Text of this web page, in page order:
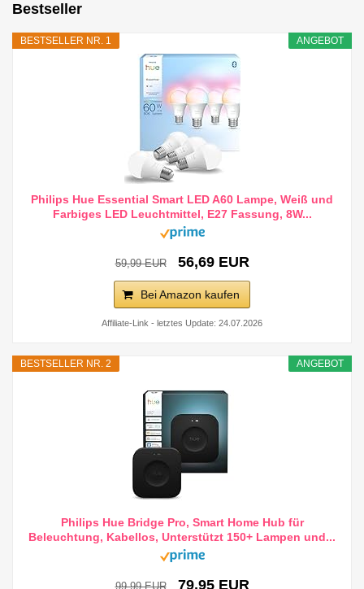
Bestseller
ANGEBOT
BESTSELLER NR. 1
Philips Hue Essential Smart LED A60 Lampe, Weiß und
Farbiges LED Leuchtmittel, E27 Fassung, 8W...
59,99 EUR 56,69 EUR
Bei Amazon kaufen
Affiliate-Link - letztes Update: 24.07.2026
ANGEBOT
BESTSELLER NR. 2
Philips Hue Bridge Pro, Smart Home Hub für
Beleuchtung, Kabellos, Unterstützt 150+ Lampen und...
99,99 EUR 79,95 EUR